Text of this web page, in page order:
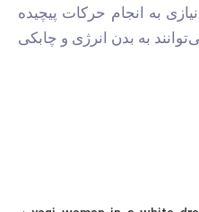
به انجام حرکات پیچیده
به بدن انرژی و چابکی